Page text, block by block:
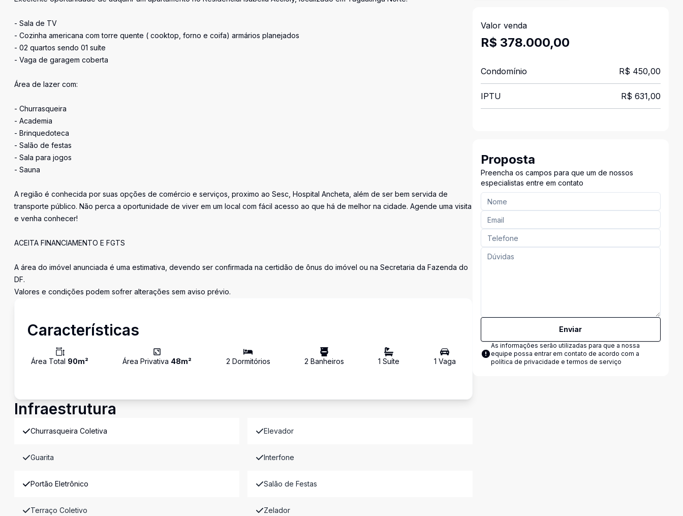
- Sala de TV
- Cozinha americana com torre quente ( cooktop, forno e coifa) armários planejados
- 02 quartos sendo 01 suíte
- Vaga de garagem coberta
Área de lazer com:
- Churrasqueira
- Academia
- Brinquedoteca
- Salão de festas
- Sala para jogos
- Sauna
A região é conhecida por suas opções de comércio e serviços, proximo ao Sesc, Hospital Ancheta, além de ser bem servida de
transporte público. Não perca a oportunidade de viver em um local com fácil acesso ao que há de melhor na cidade. Agende uma visita
e venha conhecer!
ACEITA FINANCIAMENTO E FGTS
A área do imóvel anunciada é uma estimativa, devendo ser confirmada na certidão de ônus do imóvel ou na Secretaria da Fazenda do
DF.
Valores e condições podem sofrer alterações sem aviso prévio.
Características
Área Total 90m² Área Privativa 48m² 2 Dormitórios 2 Banheiros 1 Suíte 1 Vaga
Infraestrutura
Churrasqueira Coletiva Elevador
Guarita Interfone
Portão Eletrônico Salão de Festas
Terraço Coletivo Zelador
Valor venda
R$ 378.000,00
Condomínio R$ 450,00
IPTU R$ 631,00
Proposta
Preencha os campos para que um de nossos
especialistas entre em contato
Enviar
As informações serão utilizadas para que a nossa
equipe possa entrar em contato de acordo com a
política de privacidade e termos de serviço